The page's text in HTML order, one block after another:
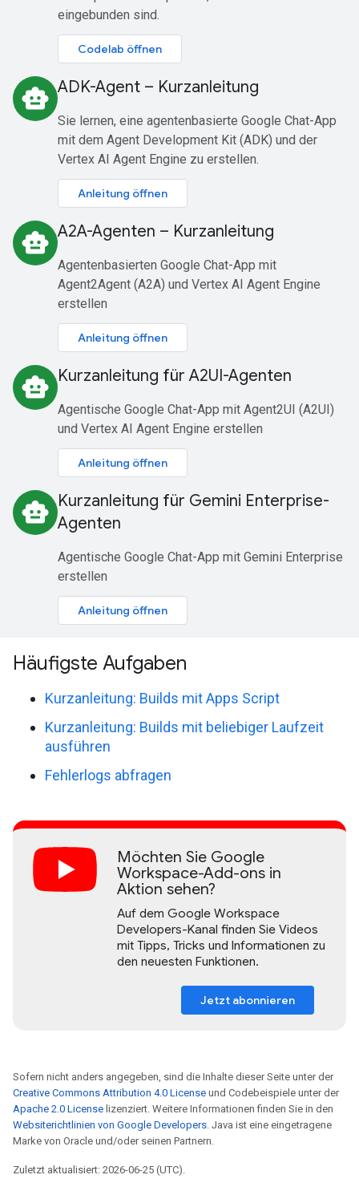
eingebunden sind.
Codelab öffnen
smart_toy ADK-Agent – Kurzanleitung
Sie lernen, eine agentenbasierte Google Chat-App
mit dem Agent Development Kit (ADK) und der
Vertex AI Agent Engine zu erstellen.
Anleitung öffnen
smart_toy A2A-Agenten – Kurzanleitung
Agentenbasierten Google Chat-App mit
Agent2Agent (A2A) und Vertex AI Agent Engine
erstellen
Anleitung öffnen
smart_toy Kurzanleitung für A2UI-Agenten
Agentische Google Chat-App mit Agent2UI (A2UI)
und Vertex AI Agent Engine erstellen
Anleitung öffnen
smart_toy Kurzanleitung für Gemini Enterprise-
Agenten
Agentische Google Chat-App mit Gemini Enterprise
erstellen
Anleitung öffnen
Häufigste Aufgaben
Kurzanleitung: Builds mit Apps Script
Kurzanleitung: Builds mit beliebiger Laufzeit
ausführen
Fehlerlogs abfragen
Möchten Sie Google
Workspace-Add-ons in
Aktion sehen?
Auf dem Google Workspace
Developers-Kanal finden Sie Videos
mit Tipps, Tricks und Informationen zu
den neuesten Funktionen.
Jetzt abonnieren
Sofern nicht anders angegeben, sind die Inhalte dieser Seite unter der
Creative Commons Attribution 4.0 License und Codebeispiele unter der
Apache 2.0 License lizenziert. Weitere Informationen finden Sie in den
Websiterichtlinien von Google Developers. Java ist eine eingetragene
Marke von Oracle und/oder seinen Partnern.
Zuletzt aktualisiert: 2026-06-25 (UTC).